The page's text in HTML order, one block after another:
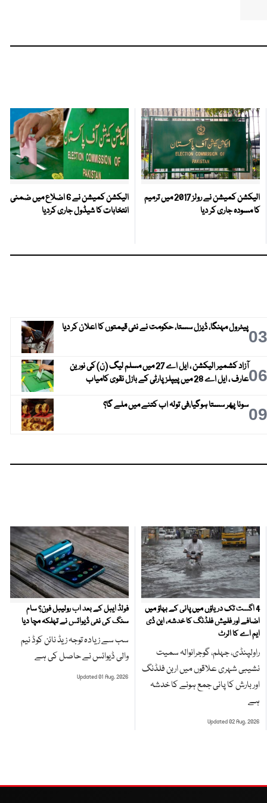
الیکشن کمیشن نے رولز 2017 میں ترمیم
کا مسودہ جاری کر دیا
الیکشن کمیشن نے 6 اضلاع میں ضمنی
انتخابات کا شیڈول جاری کردیا
03پیٹرول مہنگا، ڈیزل سستا، حکومت نے نئی قیمتوں کا اعلان کر دیا
06
آزاد کشمیر الیکشن ، ایل اے 27 میں مسلم لیگ (ن) کی نورین
عارف ، ایل اے 28 میں پیپلز پارٹی کے بازل نقوی کامیاب
09سونا پھر سستا ہوگیا،فی تولہ اب کتنے میں ملے گا؟
4 اگست تک دریاؤں میں پانی کے بہاؤ میں
اضافے اور فلیش فلڈنگ کا خدشہ، این ڈی
ایم اے کا الرٹ
راولپنڈی، جہلم، گوجرانوالہ سمیت
نشیبی شہری علاقوں میں اربن فلڈنگ
اور بارش کا پانی جمع ہونے کا خدشہ
ہے
Updated 02 Aug, 2026
فولڈ ایبل کے بعد اب رولیبل فون؟ سام
سنگ کی نئی ڈیوائس نے تہلکہ مچا دیا
سب سے زیادہ توجہ زیڈ نائن کوڈ نیم
والی ڈیوائس نے حاصل کی ہے
Updated 01 Aug, 2026